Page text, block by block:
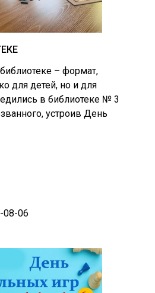
– формат,
для детей, но и для
в библиотеке № 3
устроив День
08-06